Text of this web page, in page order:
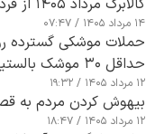
کالابرگ مرداد ۱۴۰۵ از فردا برای این کدهای ملی شارژ می‌شود
۱۴ مرداد ۱۴۰۵ / ۰۷:۴۷
حملات موشکی گسترده
حداقل ۳۰ موشک بالستیک+ ویدیو
۱۲ مرداد ۱۴۰۵ / ۱۹:۳۲
بیهوش کردن مردم به
۱۲ مرداد ۱۴۰۵ / ۱۸:۴۷